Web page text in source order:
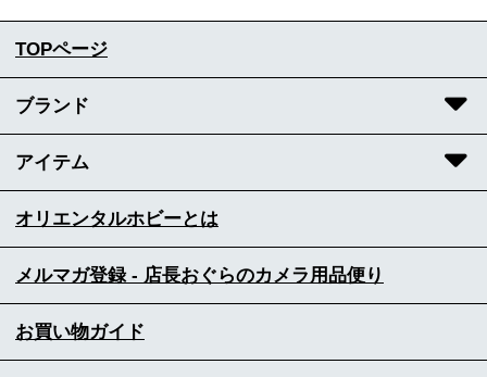
TOPページ
ブランド
アイテム
オリエンタルホビーとは
メルマガ登録 - 店長おぐらのカメラ用品便り
お買い物ガイド